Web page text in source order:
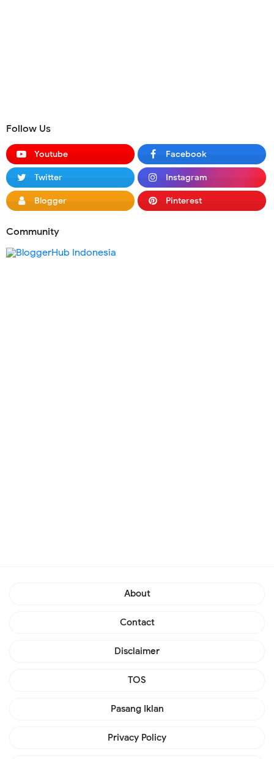
Follow Us
Youtube Facebook
Twitter Instagram
Blogger Pinterest
Community
About
Contact
Disclaimer
TOS
Pasang Iklan
Privacy Policy